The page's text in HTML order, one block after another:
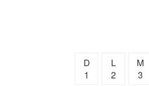
D
1
L
2
M
3